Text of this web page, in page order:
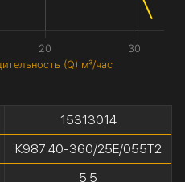
(Q) м³/час
20 30
15313014
К987 40-360/25Е/055Т2
5.5